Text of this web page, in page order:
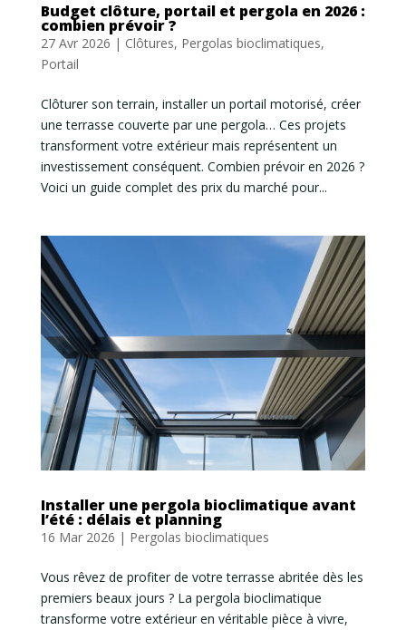
Budget clôture, portail et pergola en 2026 :
combien prévoir ?
27 Avr 2026 | Clôtures, Pergolas bioclimatiques,
Portail
Clôturer son terrain, installer un portail motorisé, créer
une terrasse couverte par une pergola… Ces projets
transforment votre extérieur mais représentent un
investissement conséquent. Combien prévoir en 2026 ?
Voici un guide complet des prix du marché pour...
Installer une pergola bioclimatique avant
l’été : délais et planning
16 Mar 2026 | Pergolas bioclimatiques
Vous rêvez de profiter de votre terrasse abritée dès les
premiers beaux jours ? La pergola bioclimatique
transforme votre extérieur en véritable pièce à vivre,